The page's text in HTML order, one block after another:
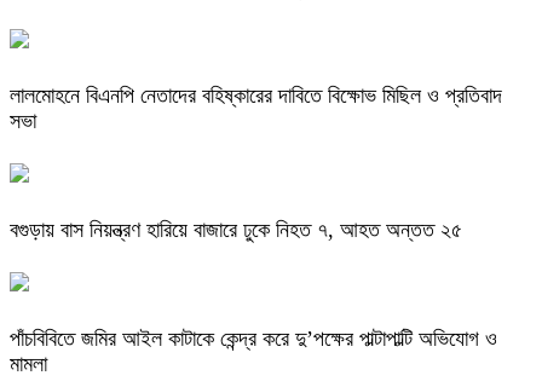
লালমোহনে বিএনপি নেতাদের বহিষ্কারের দাবিতে বিক্ষোভ মিছিল ও প্রতিবাদ
সভা
বগুড়ায় বাস নিয়ন্ত্রণ হারিয়ে বাজারে ঢুকে নিহত ৭, আহত অন্তত ২৫
পাঁচবিবিতে জমির আইল কাটাকে কেন্দ্র করে দু’পক্ষের পাল্টাপাল্টি অভিযোগ ও
মামলা